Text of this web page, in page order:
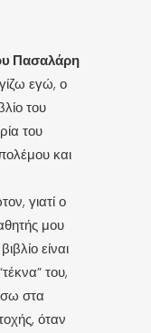
Πασαλάρη
εγώ, ο
του
του
και
γιατί ο
μου
είναι
του,
στα
όταν